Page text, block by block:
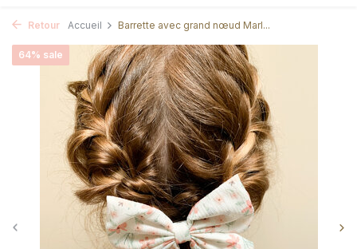
Retour Accueil Barrette avec grand nœud Marl...
64% sale